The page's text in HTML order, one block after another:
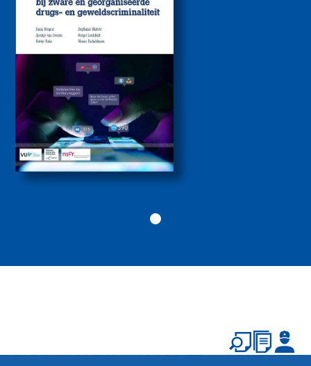
jongeren bij zware
drugs- en
geweldscriminaliteit
2026
Politiekunde
Politiekunde